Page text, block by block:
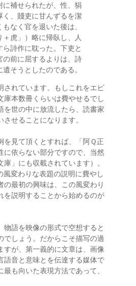
に補せられたが、性、狷
、賤吏に甘んずるを潔
なく官を退いた後は、
虎」）略に帰臥し、人
詩作に耽った。下吏と
の前に屈するよりは、詩
そうとしたのである。
されています。もしこれをエピ
庫本数冊くらいは費やせるでし
を世の中に放流したら、読書家
せることになります。
を見て頂くとすれば、「阿Ｑ正
に依らない部分ですので、当然
」にも収載されています）。
風変わりな表題の説明に費やし
最初の興味は、この風変わり
を説明することから始めるのが
語を映像の形式で空想すると
でしょう。だからこそ描写の過
すが、第一義的に文章は、画像
語音と意味とを伝達する媒体で
も向いた表現方法であって、